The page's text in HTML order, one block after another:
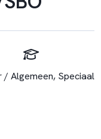
/ Algemeen, Speciaal